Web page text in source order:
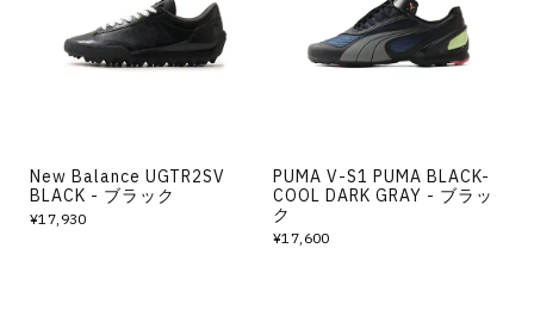
New Balance UGTR2SV
BLACK - ブラック
¥17,930
PUMA V-S1 PUMA BLACK-
COOL DARK GRAY - ブラッ
ク
¥17,600